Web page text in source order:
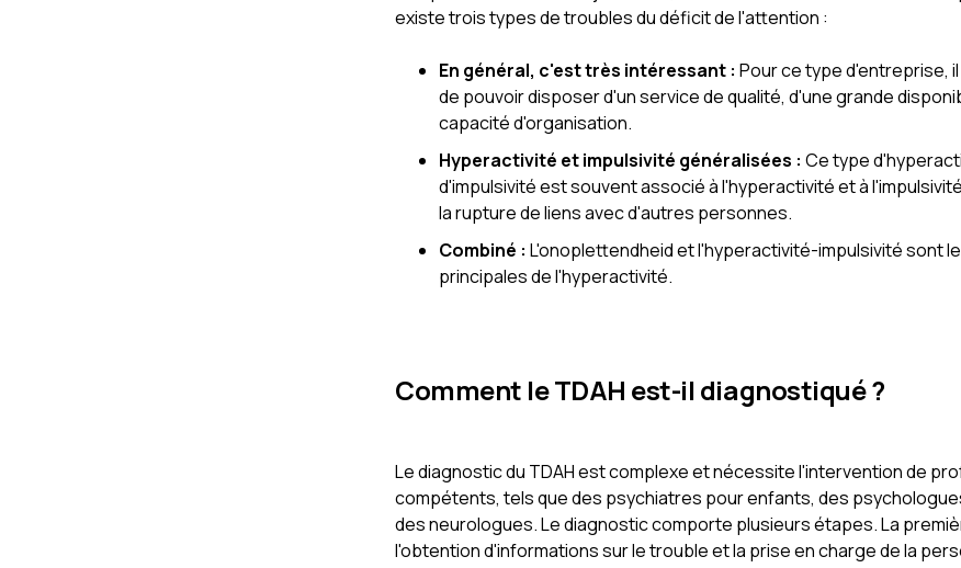
existe trois types de troubles du déficit de l'attention :
En général, c'est très intéressant : Pour ce type d'entreprise,
de pouvoir disposer d'un service de qualité, d'une grande
capacité d'organisation.
Hyperactivité et impulsivité généralisées : Ce type
d'impulsivité est souvent associé à l'hyperactivité et à
la rupture de liens avec d'autres personnes.
Combiné : L'onoplettendheid et l'hyperactivité-impulsivité sont
principales de l'hyperactivité.
Comment le TDAH est-il diagnostiqué ?
Le diagnostic du TDAH est complexe et nécessite l'intervention de
compétents, tels que des psychiatres pour enfants, des
des neurologues. Le diagnostic comporte plusieurs étapes. La
l'obtention d'informations sur le trouble et la prise en charge de la